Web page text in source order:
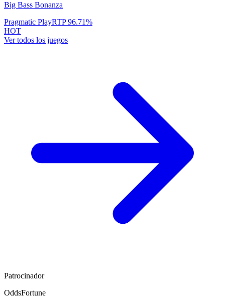
Big Bass Bonanza
Pragmatic PlayRTP96.71%
HOT
Ver todos los juegos
Patrocinador
OddsFortune